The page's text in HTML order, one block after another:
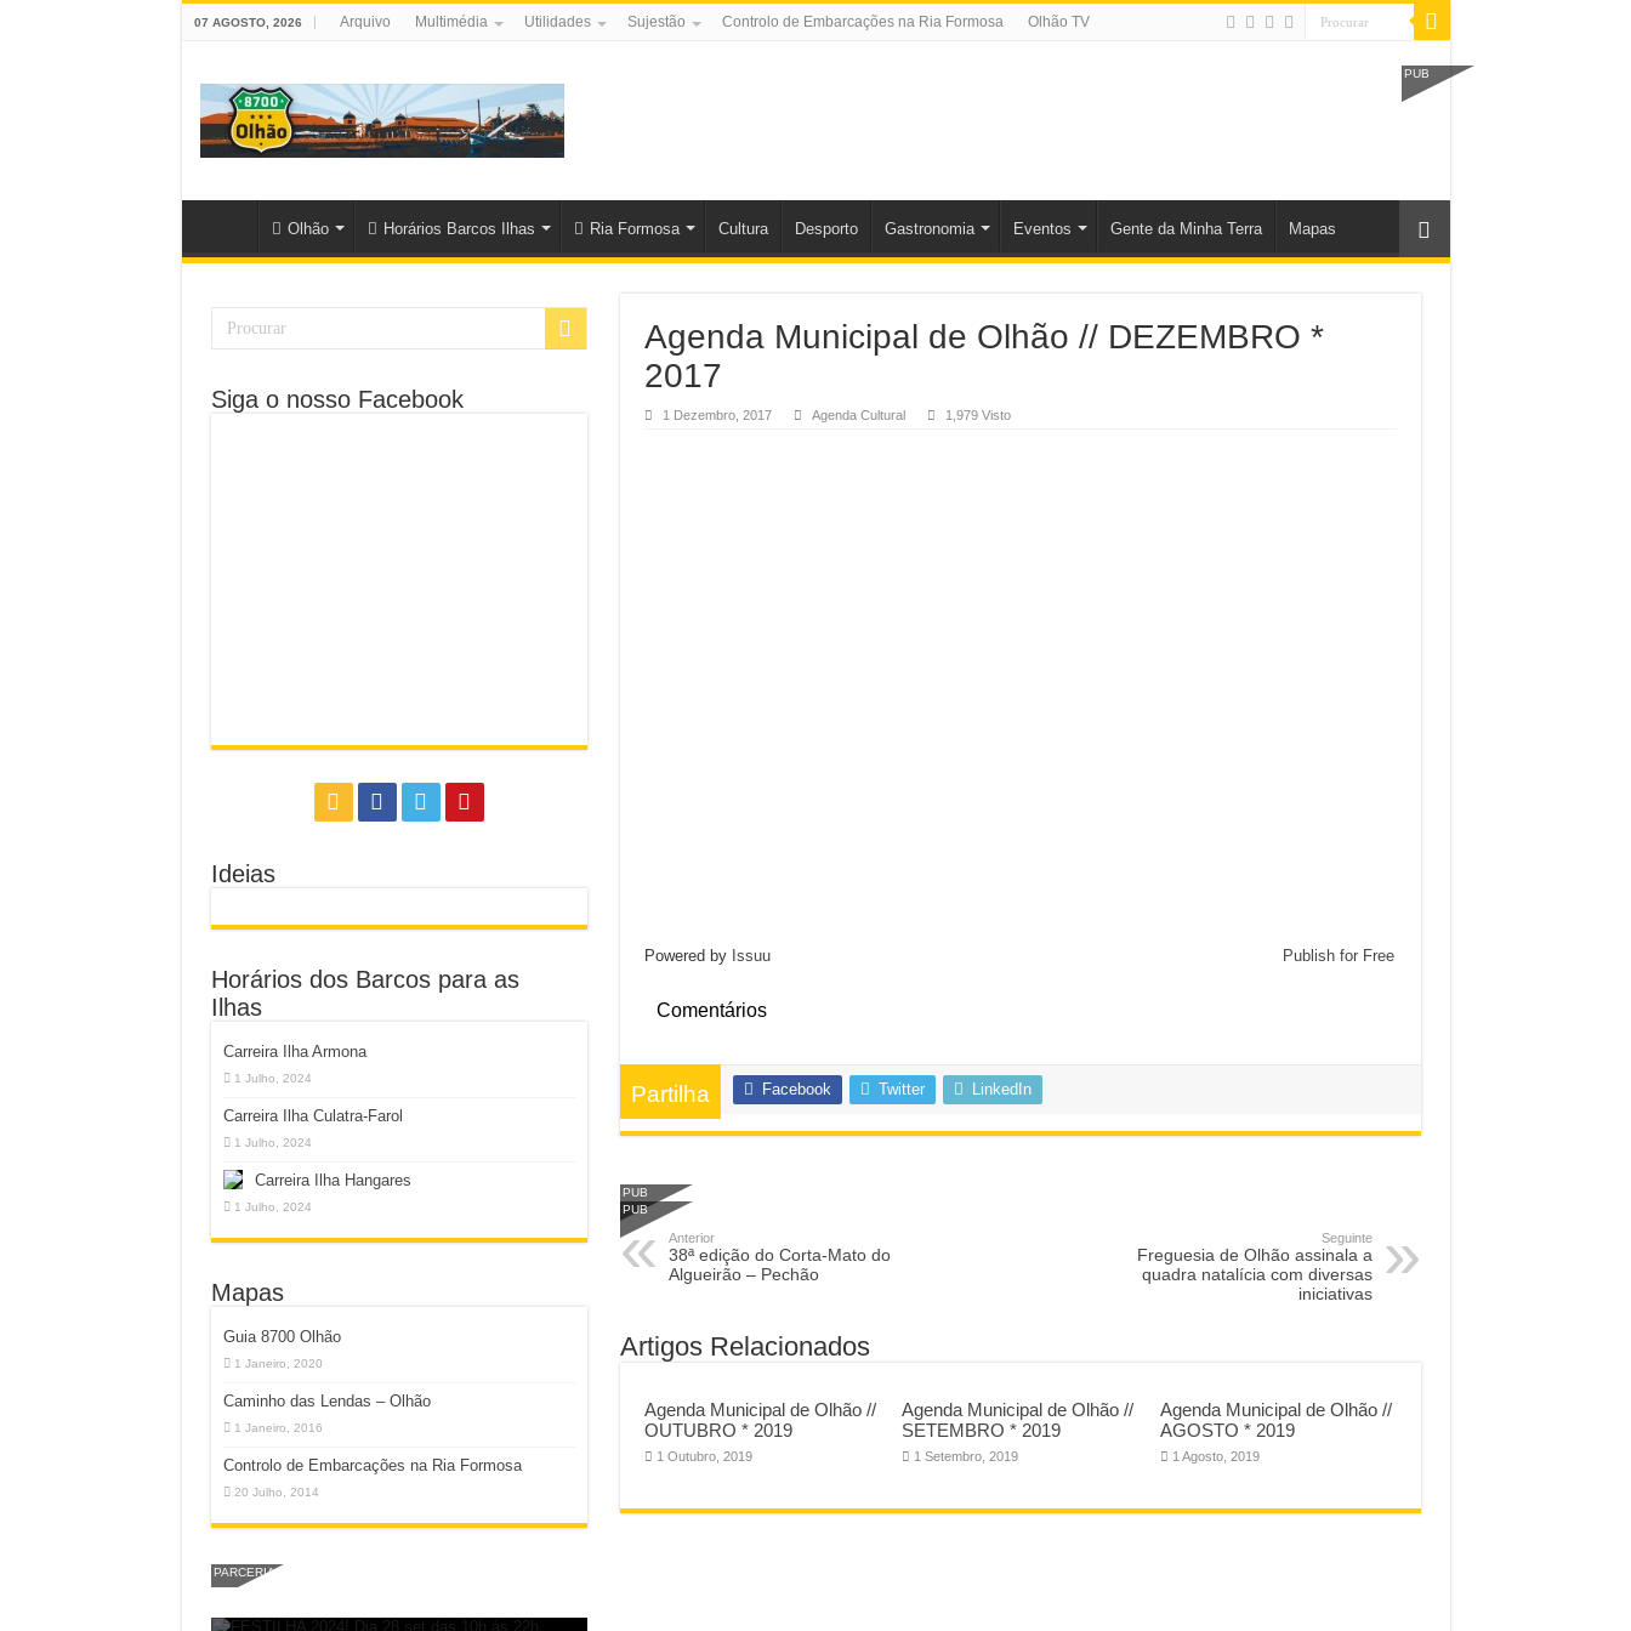
07 AGOSTO, 2026 Arquivo Multimédia Utilidades Sujestão Controlo de Embarcações na Ria Formosa Olhão TV
PUB
Olhão Horários Barcos Ilhas Ria Formosa Cultura Desporto Gastronomia Eventos Gente da Minha Terra Mapas
Agenda Municipal de Olhão // DEZEMBRO *
2017
1 Dezembro, 2017 Agenda Cultural 1,979 Visto
Powered by Issuu Publish for Free
Comentários
Partilha Facebook Twitter LinkedIn
PUB
PUB
Anterior
38ª edição do Corta-Mato do
Algueirão – Pechão
Seguinte
Freguesia de Olhão assinala a
quadra natalícia com diversas
iniciativas
Artigos Relacionados
Agenda Municipal de Olhão //
OUTUBRO * 2019
1 Outubro, 2019
Agenda Municipal de Olhão //
SETEMBRO * 2019
1 Setembro, 2019
Agenda Municipal de Olhão //
AGOSTO * 2019
1 Agosto, 2019
Siga o nosso Facebook
Ideias
Horários dos Barcos para as
Ilhas
Carreira Ilha Armona
1 Julho, 2024
Carreira Ilha Culatra-Farol
1 Julho, 2024
Carreira Ilha Hangares
1 Julho, 2024
Mapas
Guia 8700 Olhão
1 Janeiro, 2020
Caminho das Lendas – Olhão
1 Janeiro, 2016
Controlo de Embarcações na Ria Formosa
20 Julho, 2014
PARCERIA